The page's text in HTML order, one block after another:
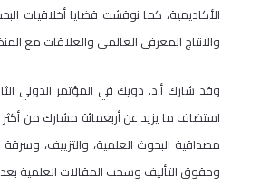
الأكاديمية، كما نوقشت قضايا أخلاقيات
والانتاج المعرفي العالمي والعلاقات مع
استضاف ما يزيد عن أربعمائة مشارك من
مصداقية البحوث العلمية، والتزييف،
وحقوق التأليف وسحب المقالات العلمية